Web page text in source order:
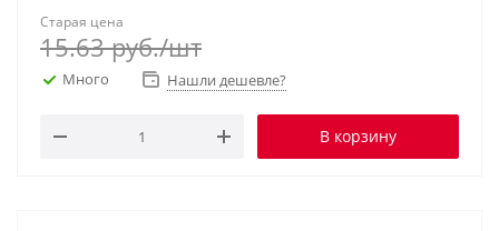
Старая цена
15.63руб./шт
Много Нашли дешевле?
В корзину